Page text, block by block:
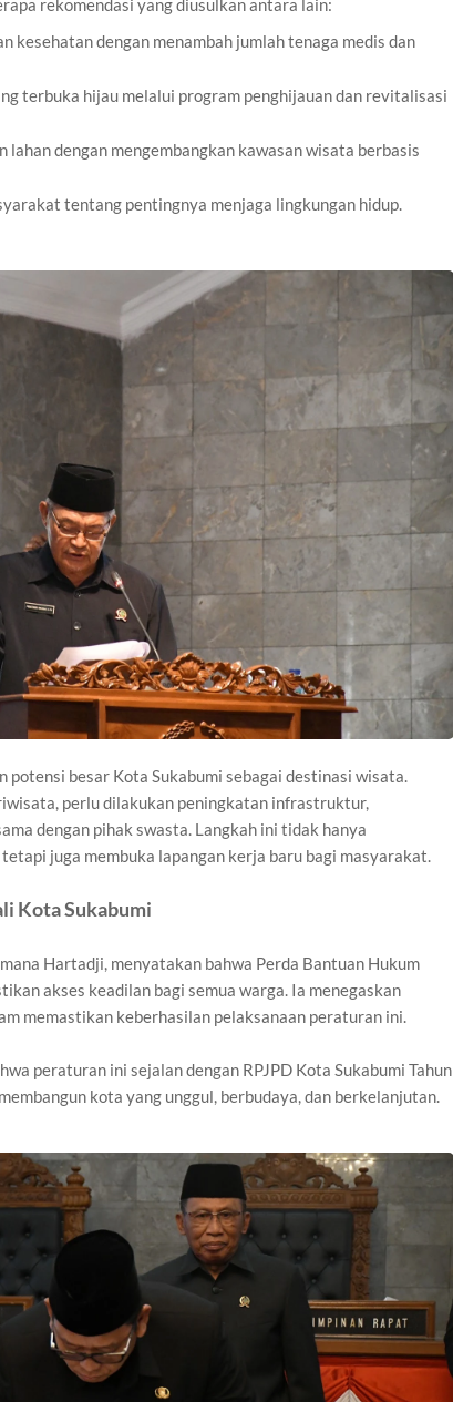
rekomendasi yang diusulkan antara lain:
kesehatan dengan menambah jumlah tenaga medis dan
terbuka hijau melalui program penghijauan dan revitalisasi
dengan mengembangkan kawasan wisata berbasis
tentang pentingnya menjaga lingkungan hidup.
potensi besar Kota Sukabumi sebagai destinasi wisata.
perlu dilakukan peningkatan infrastruktur,
dengan pihak swasta. Langkah ini tidak hanya
juga membuka lapangan kerja baru bagi masyarakat.
Kota Sukabumi
Hartadji, menyatakan bahwa Perda Bantuan Hukum
akses keadilan bagi semua warga. Ia menegaskan
memastikan keberhasilan pelaksanaan peraturan ini.
peraturan ini sejalan dengan RPJPD Kota Sukabumi Tahun
kota yang unggul, berbudaya, dan berkelanjutan.